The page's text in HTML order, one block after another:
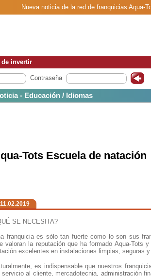
Nueva noticia de la red de franquicias Aqua-
de invertir
Contraseña
- Educación / Idiomas
Tots Escuela de natación
11.02.2019
SE NECESITA?
franquicia es sólo tan fuerte como lo son sus
valoran la reputación que ha formado Aqua-Tots
excelentes en instalaciones limpias, seguras
es indispensable que nuestros
servicio al cliente, mercadotecnia, administración